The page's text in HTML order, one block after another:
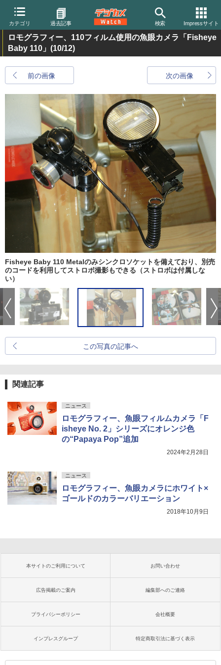
カテゴリ 過去記事 検索 Impressサイト
ロモグラフィー、110フィルム使用の魚眼カメラ「Fisheye
Baby 110」 (10/12)
前の画像 次の画像
Fisheye Baby 110 Metalのみシンクロソケットを備えており、別売
のコードを利用してストロボ撮影もできる（ストロボは付属しな
い）
この写真の記事へ
関連記事
ニュース
ロモグラフィー、魚眼フィルムカメラ「F
isheye No. 2」シリーズにオレンジ色
の“Papaya Pop”追加
2024年2月28日
ニュース
ロモグラフィー、魚眼カメラにホワイト×
ゴールドのカラーバリエーション
2018年10月9日
本サイトのご利用について お問い合わせ
広告掲載のご案内 編集部へのご連絡
プライバシーポリシー 会社概要
インプレスグループ 特定商取引法に基づく表示